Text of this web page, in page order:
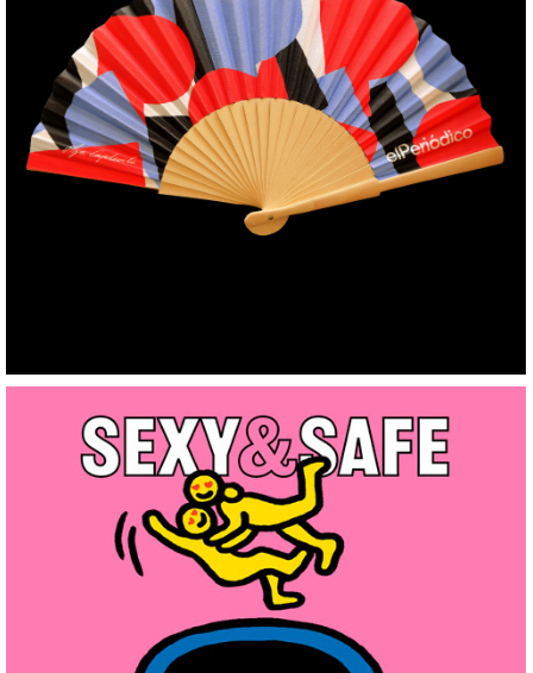
Ventall, El Periodico
+
Sexy & Safe Challenge